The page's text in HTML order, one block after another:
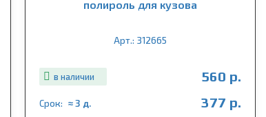
полироль для кузова
Арт.: 312665
в наличии 560 р.
Срок: ≈ 3 д. 377 р.